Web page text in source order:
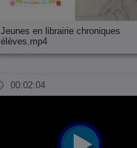
Jeunes en librairie chroniques
élèves.mp4
00:02:04